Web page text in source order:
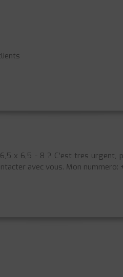
x 6,5 - 8 ? C’est tres urgent,
avec vous. Mon nummero: